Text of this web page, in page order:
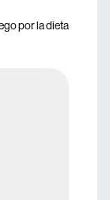
por la dieta